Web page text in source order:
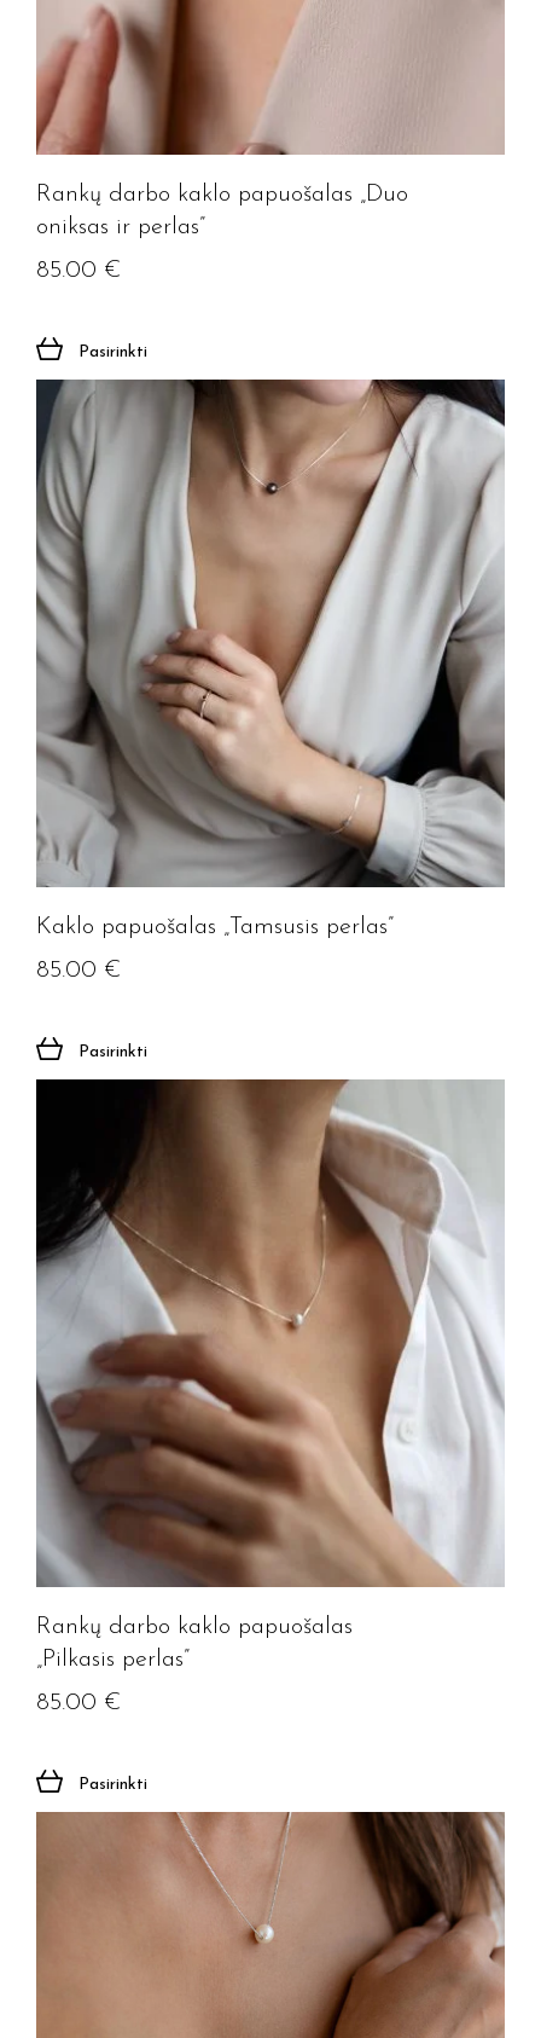
Rankų darbo kaklo papuošalas „Duo
oniksas ir perlas”
85.00 €
Pasirinkti
Kaklo papuošalas „Tamsusis perlas”
85.00 €
Pasirinkti
Rankų darbo kaklo papuošalas
„Pilkasis perlas”
85.00 €
Pasirinkti